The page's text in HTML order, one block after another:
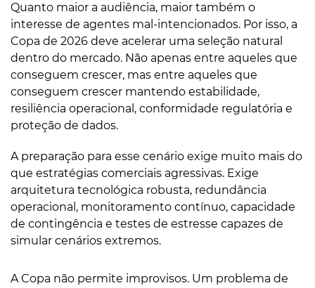
Quanto maior a audiência, maior também o
interesse de agentes mal-intencionados. Por isso, a
Copa de 2026 deve acelerar uma seleção natural
dentro do mercado. Não apenas entre aqueles que
conseguem crescer, mas entre aqueles que
conseguem crescer mantendo estabilidade,
resiliência operacional, conformidade regulatória e
proteção de dados.
A preparação para esse cenário exige muito mais do
que estratégias comerciais agressivas. Exige
arquitetura tecnológica robusta, redundância
operacional, monitoramento contínuo, capacidade
de contingência e testes de estresse capazes de
simular cenários extremos.
A Copa não permite improvisos. Um problema de